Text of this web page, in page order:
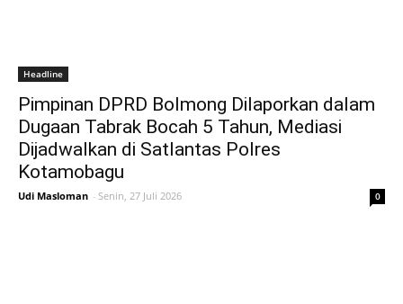
Headline
Pimpinan DPRD Bolmong Dilaporkan dalam
Dugaan Tabrak Bocah 5 Tahun, Mediasi
Dijadwalkan di Satlantas Polres
Kotamobagu
Udi Masloman - Senin, 27 Juli 2026 0